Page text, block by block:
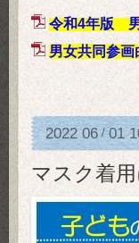
令和4年版 男
男女共同参画
2022 06/01
マスク着